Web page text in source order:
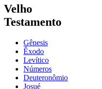
Velho
Testamento
Gênesis
Êxodo
Levítico
Números
Deuteronômio
Josué